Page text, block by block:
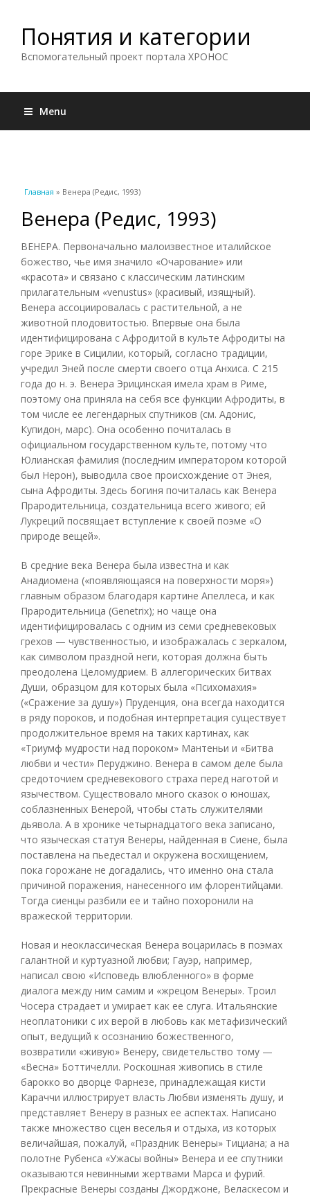
Понятия и категории
Вспомогательный проект портала ХРОНОС
Menu
Вы здесь
Главная » Венера (Редис, 1993)
Венера (Редис, 1993)
ВЕНЕРА. Первоначально малоизвестное италийское
божество, чье имя значило «Очарование» или
«красота» и связано с классическим латинским
прилагательным «venustus» (красивый, изящный).
Венера ассоциировалась с растительной, а не
животной плодовитостью. Впервые она была
идентифицирована с Афродитой в культе Афродиты на
горе Эрике в Сицилии, который, согласно традиции,
учредил Эней после смерти своего отца Анхиса. С 215
года до н. э. Венера Эрицинская имела храм в Риме,
поэтому она приняла на себя все функции Афродиты, в
том числе ее легендарных спутников (см. Адонис,
Купидон, марс). Она особенно почиталась в
официальном государственном культе, потому что
Юлианская фамилия (последним императором которой
был Нерон), выводила свое происхождение от Энея,
сына Афродиты. Здесь богиня почиталась как Венера
Прародительница, создательница всего живого; ей
Лукреций посвящает вступление к своей поэме «О
природе вещей».
В средние века Венера была известна и как
Анадиомена («появляющаяся на поверхности моря»)
главным образом благодаря картине Апеллеса, и как
Прародительница (Genetrix); но чаще она
идентифицировалась с одним из семи средневековых
грехов — чувственностью, и изображалась с зеркалом,
как символом праздной неги, которая должна быть
преодолена Целомудрием. В аллегорических битвах
Души, образцом для которых была «Психомахия»
(«Сражение за душу») Пруденция, она всегда находится
в ряду пороков, и подобная интерпретация существует
продолжительное время на таких картинах, как
«Триумф мудрости над пороком» Мантеньи и «Битва
любви и чести» Перуджино. Венера в самом деле была
средоточием средневекового страха перед наготой и
язычеством. Существовало много сказок о юношах,
соблазненных Венерой, чтобы стать служителями
дьявола. А в хронике четырнадцатого века записано,
что языческая статуя Венеры, найденная в Сиене, была
поставлена на пьедестал и окружена восхищением,
пока горожане не догадались, что именно она стала
причиной поражения, нанесенного им флорентийцами.
Тогда сиенцы разбили ее и тайно похоронили на
вражеской территории.
Новая и неоклассическая Венера воцарилась в поэмах
галантной и куртуазной любви; Гауэр, например,
написал свою «Исповедь влюбленного» в форме
диалога между ним самим и «жрецом Венеры». Троил
Чосера страдает и умирает как ее слуга. Итальянские
неоплатоники с их верой в любовь как метафизический
опыт, ведущий к осознанию божественного,
возвратили «живую» Венеру, свидетельство тому —
«Весна» Боттичелли. Роскошная живопись в стиле
барокко во дворце Фарнезе, принадлежащая кисти
Караччи иллюстрирует власть Любви изменять душу, и
представляет Венеру в разных ее аспектах. Написано
также множество сцен веселья и отдыха, из которых
величайшая, пожалуй, «Праздник Венеры» Тициана; а на
полотне Рубенса «Ужасы войны» Венера и ее спутники
оказываются невинными жертвами Марса и фурий.
Прекрасные Венеры созданы Джорджоне, Веласкесом и